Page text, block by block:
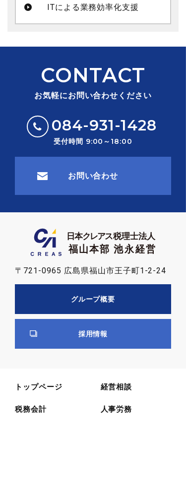
ITによる業務効率化支援
CONTACT
お気軽にお問い合わせください
084-931-1428
受付時間 9:00～18:00
お問い合わせ
〒721-0965 広島県福山市王子町1-2-24
グループ概要
採用情報
トップページ 経営相談
税務会計 人事労務